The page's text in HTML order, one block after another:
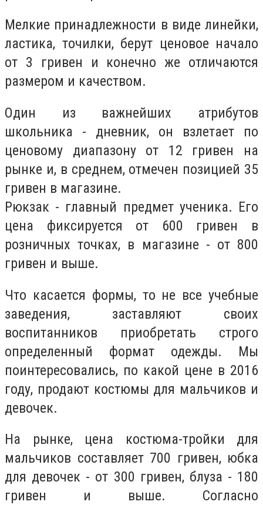
Мелкие принадлежности в виде линейки,
ластика, точилки, берут ценовое начало
от 3 гривен и конечно же отличаются
размером и качеством.
Один из важнейших атрибутов
школьника - дневник, он взлетает по
ценовому диапазону от 12 гривен на
рынке и, в среднем, отмечен позицией 35
гривен в магазине.
Рюкзак - главный предмет ученика. Его
цена фиксируется от 600 гривен в
розничных точках, в магазине - от 800
гривен и выше.
Что касается формы, то не все учебные
заведения, заставляют своих
воспитанников приобретать строго
определенный формат одежды. Мы
поинтересовались, по какой цене в 2016
году, продают костюмы для мальчиков и
девочек.
На рынке, цена костюма-тройки для
мальчиков составляет 700 гривен, юбка
для девочек - от 300 гривен, блуза - 180
гривен и выше. Согласно